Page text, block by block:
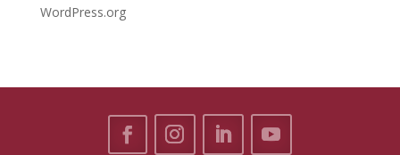
WordPress.org